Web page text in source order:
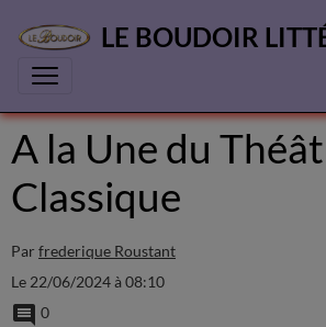
LE BOUDOIR
A la Une du
Classique
Par frederique Roustant
Le 22/06/2024à 08:10
0